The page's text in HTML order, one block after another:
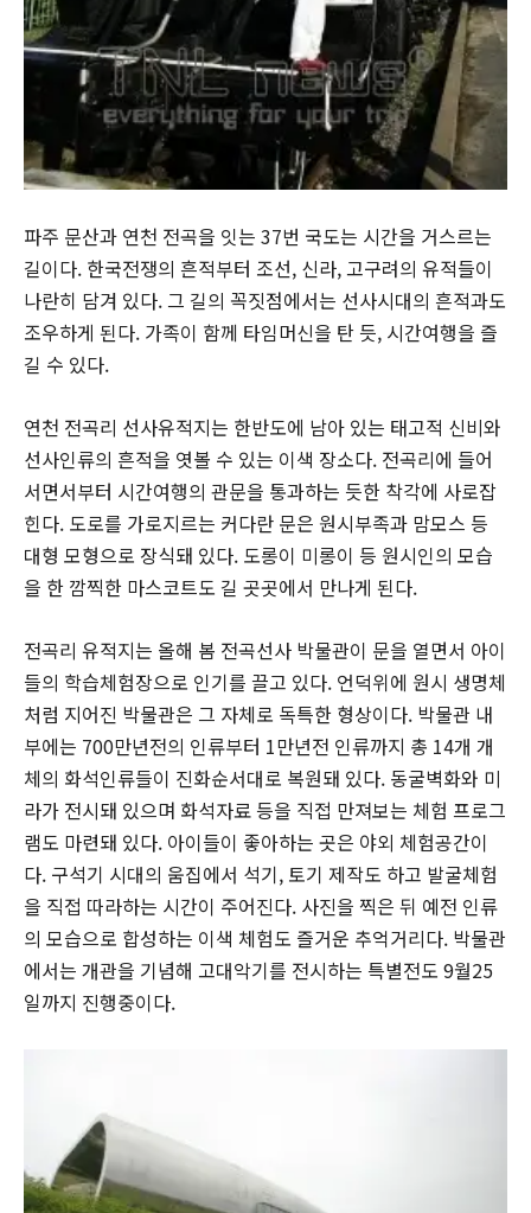
파주 문산과 연천 전곡을 잇는 37번 국도는 시간을 거스르는
길이다. 한국전쟁의 흔적부터 조선, 신라, 고구려의 유적들이
나란히 담겨 있다. 그 길의 꼭짓점에서는 선사시대의 흔적과도
조우하게 된다. 가족이 함께 타임머신을 탄 듯, 시간여행을 즐
길 수 있다.
연천 전곡리 선사유적지는 한반도에 남아 있는 태고적 신비와
선사인류의 흔적을 엿볼 수 있는 이색 장소다. 전곡리에 들어
서면서부터 시간여행의 관문을 통과하는 듯한 착각에 사로잡
힌다. 도로를 가로지르는 커다란 문은 원시부족과 맘모스 등
대형 모형으로 장식돼 있다. 도롱이 미롱이 등 원시인의 모습
을 한 깜찍한 마스코트도 길 곳곳에서 만나게 된다.
전곡리 유적지는 올해 봄 전곡선사 박물관이 문을 열면서 아이
들의 학습체험장으로 인기를 끌고 있다. 언덕위에 원시 생명체
처럼 지어진 박물관은 그 자체로 독특한 형상이다. 박물관 내
부에는 700만년전의 인류부터 1만년전 인류까지 총 14개 개
체의 화석인류들이 진화순서대로 복원돼 있다. 동굴벽화와 미
라가 전시돼 있으며 화석자료 등을 직접 만져보는 체험 프로그
램도 마련돼 있다. 아이들이 좋아하는 곳은 야외 체험공간이
다. 구석기 시대의 움집에서 석기, 토기 제작도 하고 발굴체험
을 직접 따라하는 시간이 주어진다. 사진을 찍은 뒤 예전 인류
의 모습으로 합성하는 이색 체험도 즐거운 추억거리다. 박물관
에서는 개관을 기념해 고대악기를 전시하는 특별전도 9월25
일까지 진행중이다.